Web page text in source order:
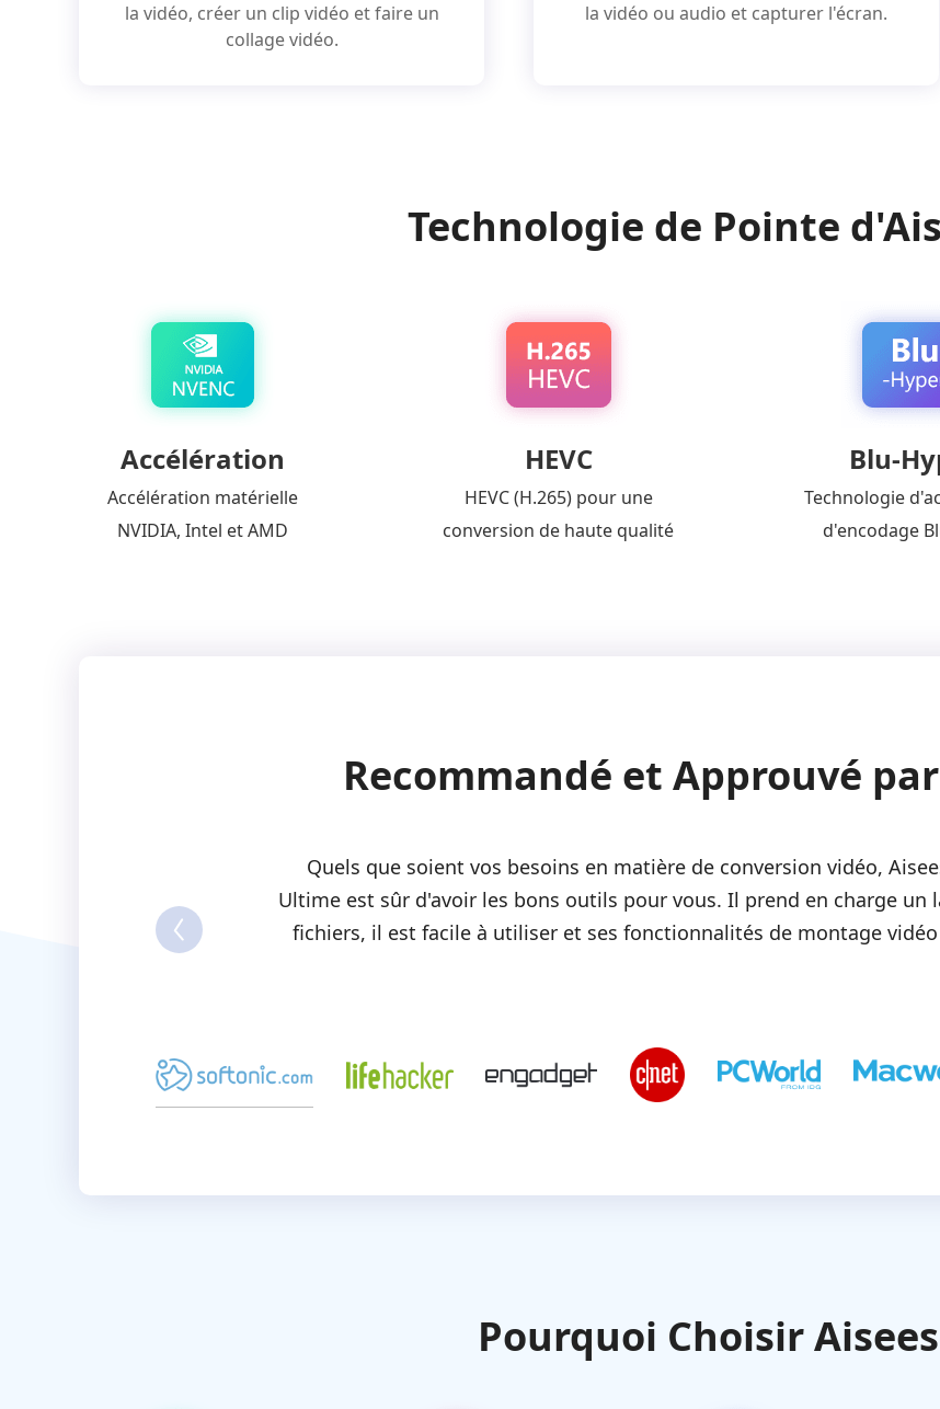
la vidéo, créer un clip vidéo et faire un
collage vidéo.
la vidéo ou audio et capturer l'écran.
Technologie de Pointe
Accélération
Accélération matérielle
NVIDIA, Intel et AMD
HEVC
HEVC (H.265) pour une
conversion de haute qualité
Blu-
Technologie
d'encodage
Recommandé et Approuvé
Quels que soient vos besoins en matière de conversion vidéo,
Ultime est sûr d'avoir les bons outils pour vous. Il prend en charge un
fichiers, il est facile à utiliser et ses fonctionnalités de montage
Pourquoi Choisir